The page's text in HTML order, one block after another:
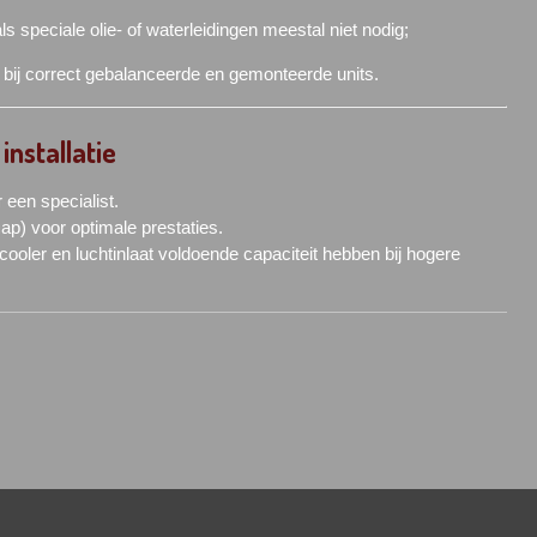
speciale olie- of waterleidingen meestal niet nodig;
correct gebalanceerde en gemonteerde units.
een specialist.
voor optimale prestaties.
en luchtinlaat voldoende capaciteit hebben bij hogere